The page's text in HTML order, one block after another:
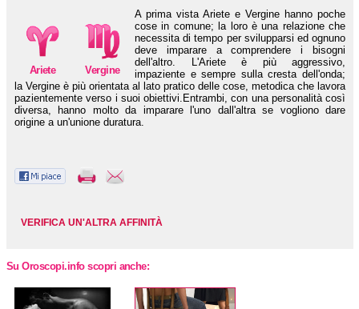
Ariete Vergine
A prima vista Ariete e Vergine hanno poche
cose in comune; la loro è una relazione che
necessita di tempo per svilupparsi ed ognuno
deve imparare a comprendere i bisogni
dell'altro. L'Ariete è più aggressivo,
impaziente e sempre sulla cresta dell'onda;
la Vergine è più orientata al lato pratico delle cose, metodica che lavora
pazientemente verso i suoi obiettivi.Entrambi, con una personalità così
diversa, hanno molto da imparare l'uno dall'altra se vogliono dare
origine a un'unione duratura.
VERIFICA UN'ALTRA AFFINITÀ
Su Oroscopi.info scopri anche: